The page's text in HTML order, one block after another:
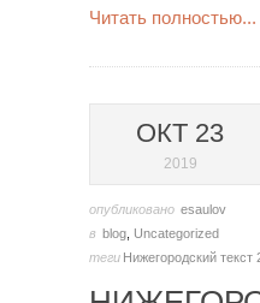
Читать полностью...
ОКТ 23
2019
опубликовано esaulov
в blog Uncategorized
теги Нижегородский текст